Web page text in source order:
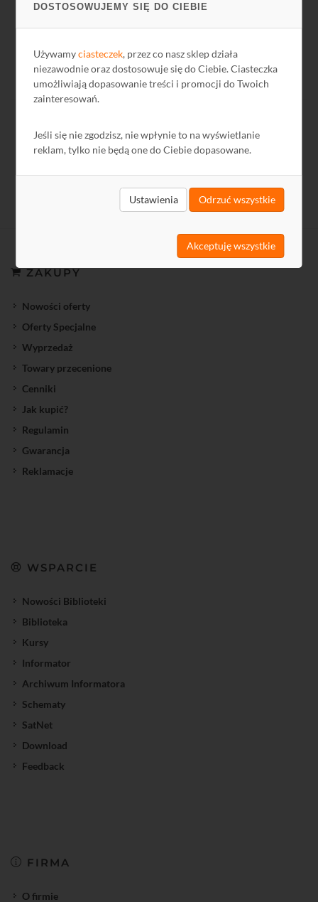
DOSTOSOWUJEMY SIĘ DO CIEBIE
Używamyciasteczek, przez co nasz sklep działa
niezawodnie oraz dostosowuje się do Ciebie. Ciasteczka
umożliwiają dopasowanie treści i promocji do Twoich
zainteresowań.
Jeśli się nie zgodzisz, nie wpłynie to na wyświetlanie
reklam, tylko nie będą one do Ciebie dopasowane.
Ustawienia Odrzuć wszystkie
Akceptuję wszystkie
ZAKUPY
Nowości oferty
Oferty Specjalne
Wyprzedaż
Towary przecenione
Cenniki
Jak kupić?
Regulamin
Gwarancja
Reklamacje
WSPARCIE
Nowości Biblioteki
Biblioteka
Kursy
Informator
Archiwum Informatora
Schematy
SatNet
Download
Feedback
FIRMA
O firmie